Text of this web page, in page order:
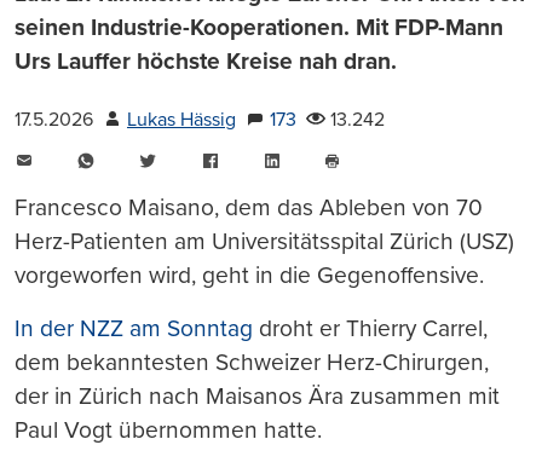
seinen Industrie-Kooperationen. Mit FDP-Mann
Urs Lauffer höchste Kreise nah dran.
17.5.2026 Lukas Hässig 173
13.242
WhatsAppTwitter FacebookLinkedIn
drucken
Francesco Maisano, dem das Ableben von 70
Herz-Patienten am Universitätsspital Zürich (USZ)
vorgeworfen wird, geht in die Gegenoffensive.
In der NZZ am Sonntag droht er Thierry Carrel,
dem bekanntesten Schweizer Herz-Chirurgen,
der in Zürich nach Maisanos Ära zusammen mit
Paul Vogt übernommen hatte.